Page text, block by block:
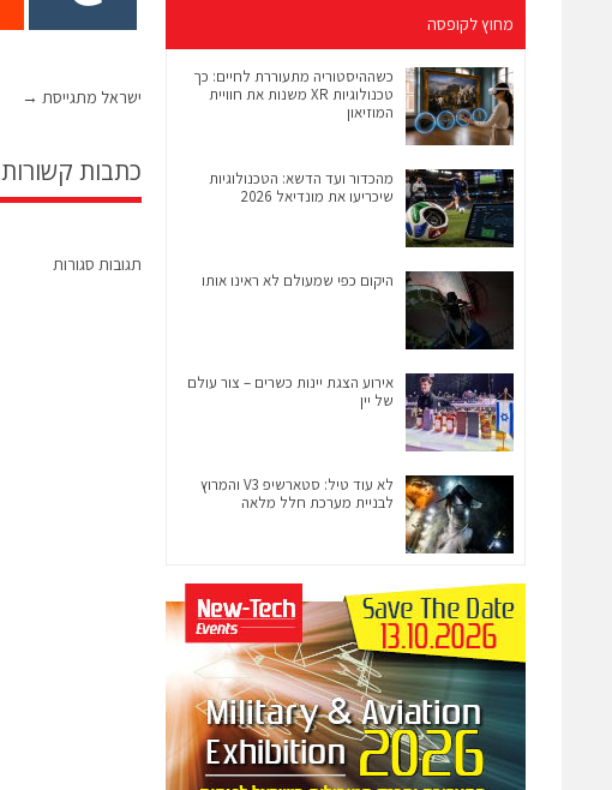
ישראל מתגייסת →
כתבות קשורות
תגובות סגורות
מחוץ לקופסה
כשההיסטוריה מתעוררת לחיים: כך
טכנולוגיות XR משנות את חוויית
המוזיאון
מהכדור ועד הדשא: הטכנולוגיות
שיכריעו את מונדיאל 2026
היקום כפי שמעולם לא ראינו אותו
אירוע הצגת יינות כשרים – צור עולם
של יין
לא עוד טיל: סטארשיפ V3 והמרוץ
לבניית מערכת חלל מלאה